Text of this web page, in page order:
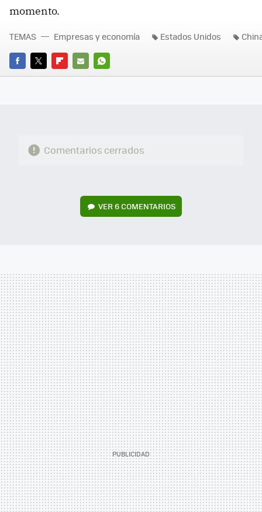
momento.
FACEBOOK
TWITTERFLIPBOARD
E-
WHATSAPP
TEMAS Empresas y economía Estados Unidos
Comentarios cerrados
VER6 COMENTARIOS